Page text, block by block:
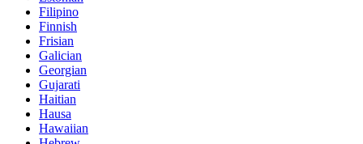
Filipino
Finnish
Frisian
Galician
Georgian
Gujarati
Haitian
Hausa
Hawaiian